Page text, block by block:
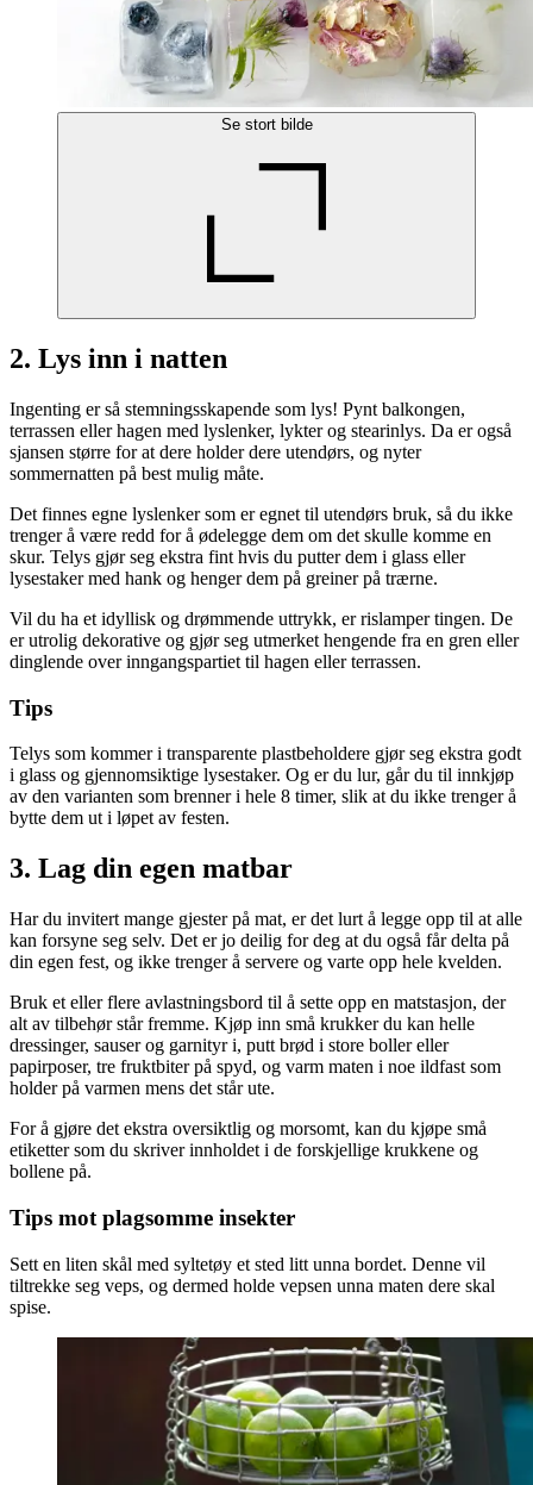
Se stort bilde
2. Lys inn i natten
Ingenting er så stemningsskapende som lys! Pynt balkongen,
terrassen eller hagen med lyslenker, lykter og stearinlys. Da er også
sjansen større for at dere holder dere utendørs, og nyter
sommernatten på best mulig måte.
Det finnes egne lyslenker som er egnet til utendørs bruk, så du ikke
trenger å være redd for å ødelegge dem om det skulle komme en
skur. Telys gjør seg ekstra fint hvis du putter dem i glass eller
lysestaker med hank og henger dem på greiner på trærne.
Vil du ha et idyllisk og drømmende uttrykk, er rislamper tingen. De
er utrolig dekorative og gjør seg utmerket hengende fra en gren eller
dinglende over inngangspartiet til hagen eller terrassen.
Tips
Telys som kommer i transparente plastbeholdere gjør seg ekstra godt
i glass og gjennomsiktige lysestaker. Og er du lur, går du til innkjøp
av den varianten som brenner i hele 8 timer, slik at du ikke trenger å
bytte dem ut i løpet av festen.
3. Lag din egen matbar
Har du invitert mange gjester på mat, er det lurt å legge opp til at alle
kan forsyne seg selv. Det er jo deilig for deg at du også får delta på
din egen fest, og ikke trenger å servere og varte opp hele kvelden.
Bruk et eller flere avlastningsbord til å sette opp en matstasjon, der
alt av tilbehør står fremme. Kjøp inn små krukker du kan helle
dressinger, sauser og garnityr i, putt brød i store boller eller
papirposer, tre fruktbiter på spyd, og varm maten i noe ildfast som
holder på varmen mens det står ute.
For å gjøre det ekstra oversiktlig og morsomt, kan du kjøpe små
etiketter som du skriver innholdet i de forskjellige krukkene og
bollene på.
Tips mot plagsomme insekter
Sett en liten skål med syltetøy et sted litt unna bordet. Denne vil
tiltrekke seg veps, og dermed holde vepsen unna maten dere skal
spise.